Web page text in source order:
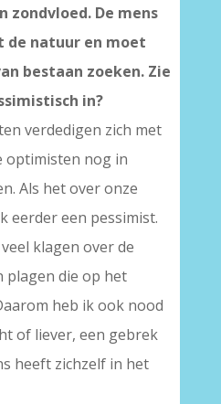
zondvloed. De mens
natuur en moet
bestaan zoeken. Zie
in?
verdedigen zich met
optimisten nog in
Als het over onze
eerder een pessimist.
klagen over de
plagen die op het
heb ik ook nood
of liever, een gebrek
heeft zichzelf in het